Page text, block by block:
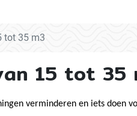
tot 35 m3
15 tot 35
verminderen en iets doen